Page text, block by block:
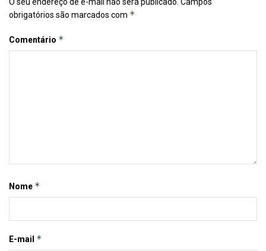
obrigatórios são marcados com *
Comentário *
Nome *
E-mail *